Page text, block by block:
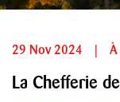
29 Nov 2024 À
La Chefferie